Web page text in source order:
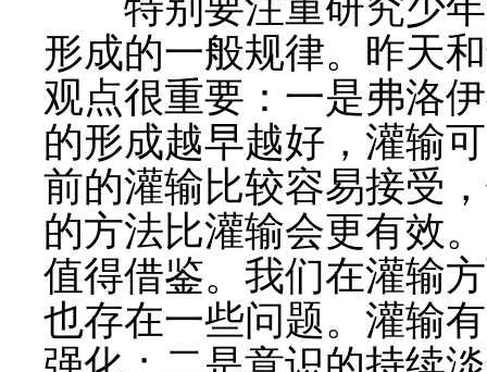
形成的一般规律。昨天
观点很重要：一是弗洛
的形成越早越好，灌输
前的灌输比较容易接受
的方法比灌输会更有效
值得借鉴。我们在灌输
也存在一些问题。灌输